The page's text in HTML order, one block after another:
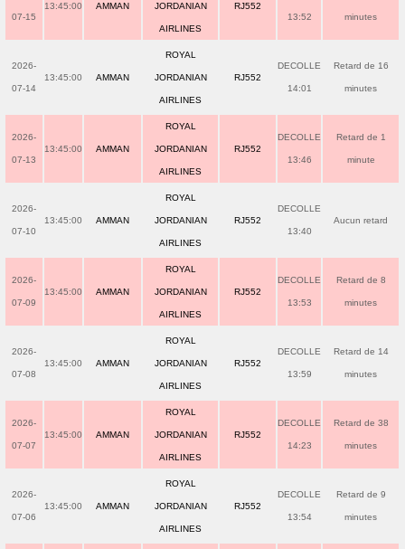
07-15
13:45:00 AMMAN JORDANIAN
AIRLINES
RJ552
13:52 minutes
2026-
07-14
13:45:00 AMMAN
ROYAL
JORDANIAN
AIRLINES
RJ552
DECOLLE
14:01
Retard de 16
minutes
2026-
07-13
13:45:00 AMMAN
ROYAL
JORDANIAN
AIRLINES
RJ552
DECOLLE
13:46
Retard de 1
minute
2026-
07-10
13:45:00 AMMAN
ROYAL
JORDANIAN
AIRLINES
RJ552
DECOLLE
13:40
Aucun retard
2026-
07-09
13:45:00 AMMAN
ROYAL
JORDANIAN
AIRLINES
RJ552
DECOLLE
13:53
Retard de 8
minutes
2026-
07-08
13:45:00 AMMAN
ROYAL
JORDANIAN
AIRLINES
RJ552
DECOLLE
13:59
Retard de 14
minutes
2026-
07-07
13:45:00 AMMAN
ROYAL
JORDANIAN
AIRLINES
RJ552
DECOLLE
14:23
Retard de 38
minutes
2026-
07-06
13:45:00 AMMAN
ROYAL
JORDANIAN
AIRLINES
RJ552
DECOLLE
13:54
Retard de 9
minutes